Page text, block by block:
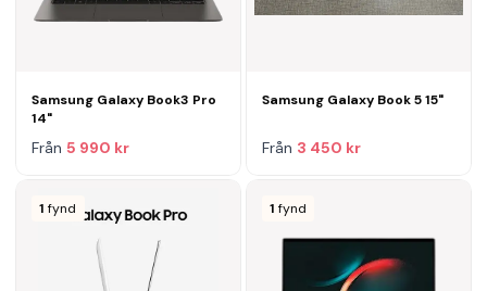
Samsung Galaxy Book3 Pro
14"
Från 5 990 kr
Samsung Galaxy Book 5 15"
Från 3 450 kr
1 fynd 1 fynd